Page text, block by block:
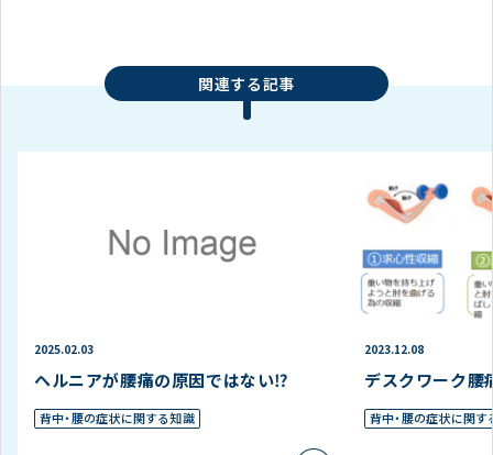
関連する記事
2025.02.03
ヘルニアが腰痛の原因ではない⁉
背中・腰の症状に関する知識
2023.12.08
デスクワーク腰
背中・腰の症状に関す